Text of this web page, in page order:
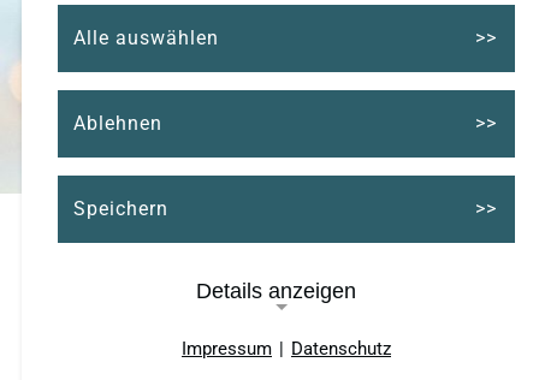
Kundentoiletten in der
Alle auswählen
Ablehnen
Speichern
Details anzeigen
Impressum | Datenschutz